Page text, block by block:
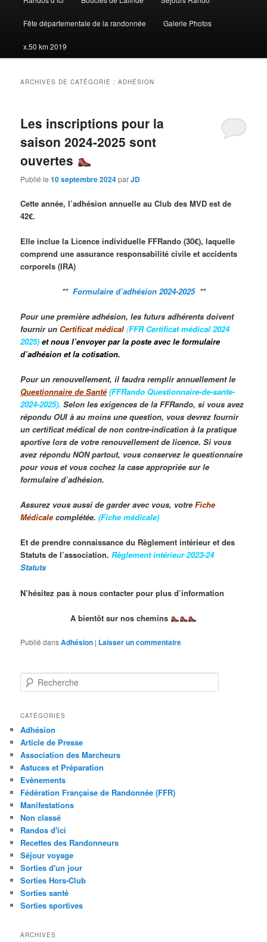
Fête départementale de la randonnée Galerie Photos
x.50 km 2019
ARCHIVES DE CATÉGORIE :ADHÉSION
Les inscriptions pour la
saison 2024-2025 sont
ouvertes
Publié le10 septembre 2024parJD
Cette année, l’adhésion annuelle au Club des MVD est de
42€.
Elle inclue la Licence individuelle FFRando (30€), laquelle
comprend une assurance responsabilité civile et accidents
corporels (IRA)
** Formulaire d’adhésion 2024-2025**
Pour une première adhésion, lesfuturs adhérents doivent
fournir un Certificat médical (FFR Certificat médical 2024
2025) et nous l’envoyer par la poste avec le formulaire
d’adhésion et la cotisation.
Pour un renouvellement, il faudra remplir annuellement le
Questionnaire de Santé (FFRando Questionnaire-de-sante-
2024-2025). Selon les exigences de la FFRando, si vous avez
répondu OUI à au moins une question, vous devrez fournir
un certificat médical de non contre-indication à la pratique
sportive lors de votre renouvellement de licence. Si vous
avez répondu NON partout, vous conservez le questionnaire
pour vous et vous cochez la case appropriée sur le
formulaire d’adhésion.
Assurez vous aussi de garder avec vous, votreFiche
Médicalecomplétée. (Fiche médicale)
Et de prendre connaissance du Règlement intérieur et des
Statuts de l’association. Règlement intérieur 2023-24
Statuts
N’hésitez pas à nous contacter pour plus d’information
A bientôt sur nos chemins
Publié dansAdhésion | Laisser un commentaire
e
h
r
c
h
e
CATÉGORIES
Adhésion
Article de Presse
Association des Marcheurs
Astuces et Préparation
Evènements
Fédération Française de Randonnée (FFR)
Manifestations
Non classé
Randos d'ici
Recettes des Randonneurs
Séjour voyage
Sorties d'un jour
Sorties Hors-Club
Sorties santé
Sorties sportives
ARCHIVES